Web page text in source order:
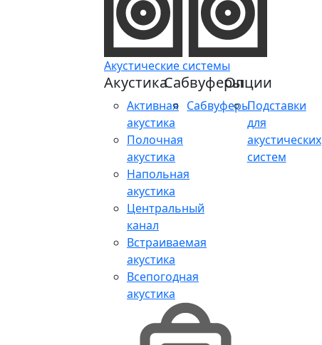
Акустические системы
Акустика
Активная
акустика
Полочная
акустика
Напольная
акустика
Центральный
канал
Встраиваемая
акустика
Всепогодная
акустика
Сабвуферы
Сабвуферы
Опции
Подставки
для
акустических
систем